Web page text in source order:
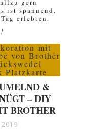
gern
ist spannend,
erlebten.
&
– DIY
BROTHER
2019